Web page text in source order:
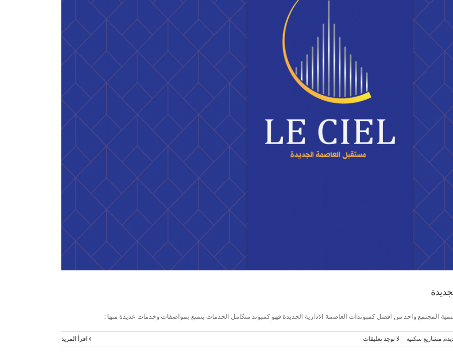
المجتمع واحد من افضل كمبوندات العاصمة الادارية الجديدة فهو كمبوند متكامل الخدمات يتمتع بمواصفات وخدمات عديدة منها :
, مشاريع سكنية | لا توجد تعليقات